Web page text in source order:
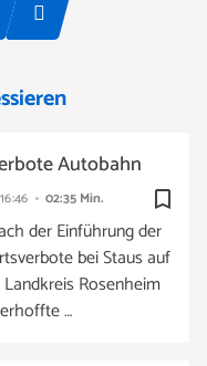
bookmark_border
16:46 02:35 Min.
Autobahn
der Einführung der
bei Staus auf
Rosenheim
…